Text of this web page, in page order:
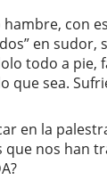
con
en sudor,
todo a pie,
que sea.
en la
que nos han